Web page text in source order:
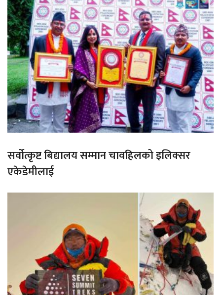
सर्वोत्कृष्ट बिद्यालय सम्मान चावहिलको इलिक्सर
एकेडेमीलाई